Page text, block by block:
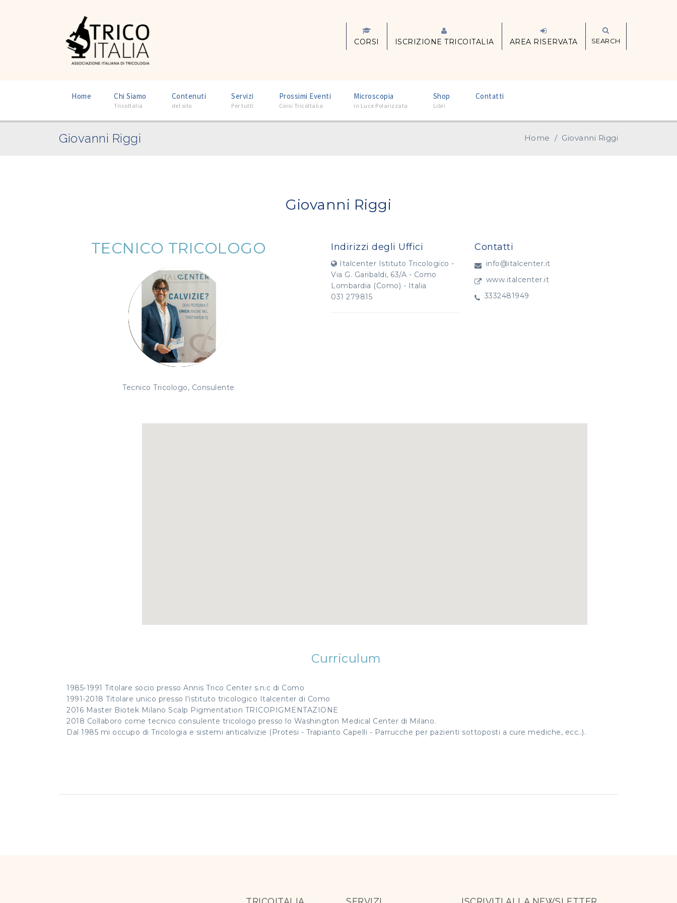
CORSI ISCRIZIONE TRICOITALIA AREA RISERVATA SEARCH
Home Chi Siamo
TricoItalia
Contenuti
del sito
Servizi
Per tutti
Prossimi Eventi
Corsi TricoItalia
Microscopia
in Luce Polarizzata
Shop
Libri
Contatti
Giovanni Riggi Home / Giovanni Riggi
Giovanni Riggi
TECNICO TRICOLOGO
Tecnico Tricologo, Consulente
Indirizzi degli Uffici
Italcenter Istituto Tricologico -
Via G. Garibaldi, 63/A - Como
Lombardia (Como) - Italia
031 279815
Contatti
info@italcenter.it
www.italcenter.it
3332481949
Curriculum
1985-1991 Titolare socio presso Annis Trico Center s.n.c di Como
1991-2018 Titolare unico presso l'istituto tricologico Italcenter di Como
2016 Master Biotek Milano Scalp Pigmentation TRICOPIGMENTAZIONE
2018 Collaboro come tecnico consulente tricologo presso lo Washington Medical Center di Milano.
Dal 1985 mi occupo di Tricologia e sistemi anticalvizie (Protesi - Trapianto Capelli - Parrucche per pazienti sottoposti a cure mediche, ecc..).